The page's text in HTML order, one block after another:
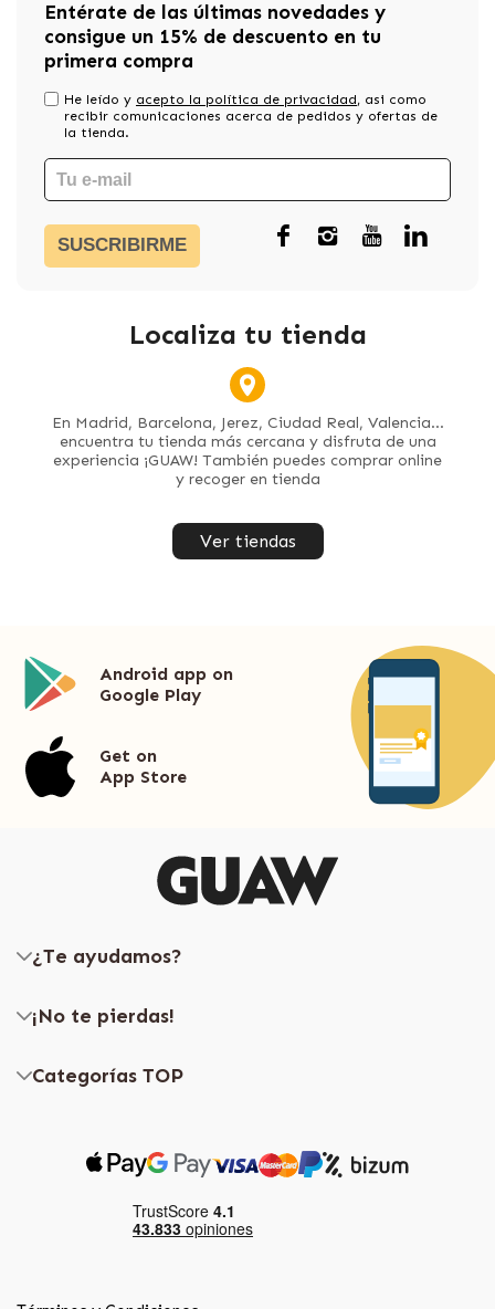
Entérate de las últimas novedades y
consigue un 15% de descuento en tu
primera compra
He leído y acepto la política de privacidad, asi como
recibir comunicaciones acerca de pedidos y ofertas de
la tienda.
SUSCRIBIRME
Localiza tu tienda
En Madrid, Barcelona, Jerez, Ciudad Real, Valencia...
encuentra tu tienda más cercana y disfruta de una
experiencia ¡GUAW! También puedes comprar online
y recoger en tienda
Ver tiendas
Android app on
Google Play
Get on
App Store
¿Te ayudamos?
¡No te pierdas!
Categorías TOP